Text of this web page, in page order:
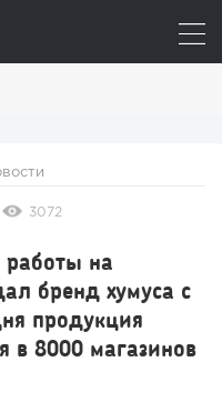
3072
на
бренд хумуса с
продукция
в 8000 магазинов